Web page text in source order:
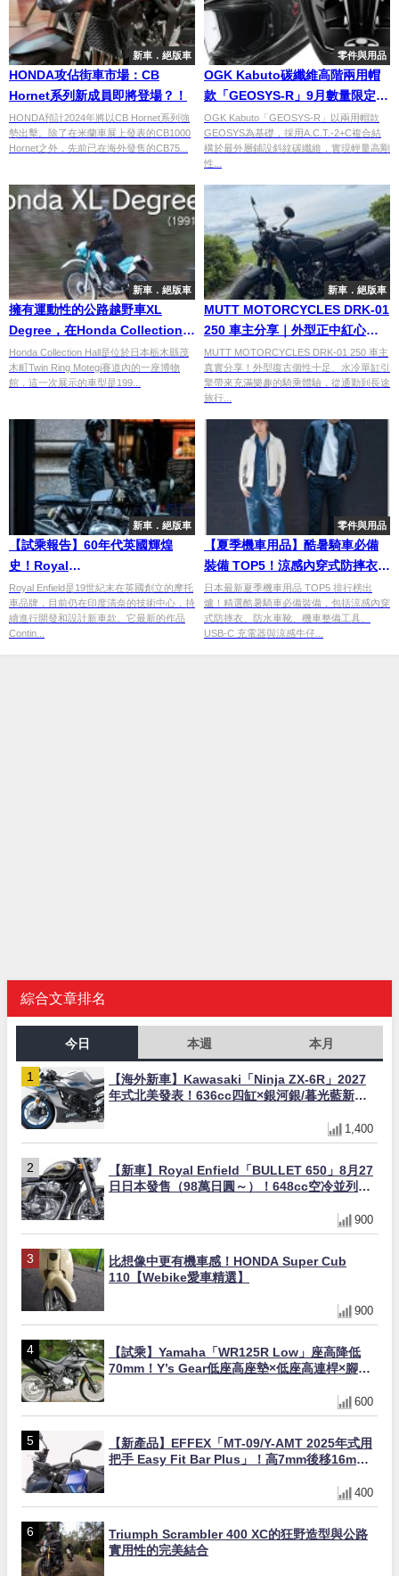
新車．絕版車
HONDA攻佔街車市場：CB
Hornet系列新成員即將登場？！
HONDA預計2024年將以CB Hornet系列強
勢出擊。除了在米蘭車展上發表的CB1000
Hornet之外，先前已在海外發售的CB75...
零件與用品
OGK Kabuto碳纖維高階兩用帽
款「GEOSYS-R」9月數量限定發
售！公路越野雙用途輕量高階安
全帽
OGK Kabuto「GEOSYS-R」以兩用帽款
GEOSYS為基礎，採用A.C.T.-2+C複合結
構於最外層鋪設斜紋碳纖維，實現輕量高剛
性...
新車．絕版車
擁有運動性的公路越野車XL
Degree，在Honda Collection
Hall行駛認測試中！
Honda Collection Hall是位於日本栃木縣茂
木町Twin Ring Motegi賽道內的一座博物
館，這一次展示的車型是199...
新車．絕版車
MUTT MOTORCYCLES DRK-01
250 車主分享｜外型正中紅心！
復古英倫風格與騎乘樂趣兼具
【Webike愛車精選】
MUTT MOTORCYCLES DRK-01 250 車主
真實分享！外型復古個性十足、水冷單缸引
擎帶來充滿樂趣的騎乘體驗，從通勤到長途
旅行...
新車．絕版車
【試乘報告】60年代英國輝煌
史！Royal
Enfield「Continental GT650」
Royal Enfield是19世紀末在英國創立的摩托
車品牌，目前仍在印度清奈的技術中心，持
續進行開發和設計新車款。它最新的作品
Contin...
零件與用品
【夏季機車用品】酷暑騎車必備
裝備 TOP5！涼感內穿式防摔衣、
防水車靴、整備工具一次看
日本最新夏季機車用品 TOP5 排行榜出
爐！精選酷暑騎車必備裝備，包括涼感內穿
式防摔衣、防水車靴、機車整備工具、
USB-C 充電器與涼感牛仔...
綜合文章排名
今日 本週 本月
【海外新車】Kawasaki「Ninja ZX-6R」2027
年式北美發表！636cc四缸×銀河銀/暮光藍新色
1,400
【新車】Royal Enfield「BULLET 650」8月27
日日本發售（98萬日圓～）！648cc空冷並列雙
900
比想像中更有機車感！HONDA Super Cub
110【Webike愛車精選】
900
【試乘】Yamaha「WR125R Low」座高降低
70mm！Y’s Gear低座高座墊×低座高連桿×腳踏
600
【新產品】EFFEX「MT-09/Y-AMT 2025年式用
把手 Easy Fit Bar Plus」！高7mm後移16mm
400
Triumph Scrambler 400 XC的狂野造型與公路
實用性的完美結合